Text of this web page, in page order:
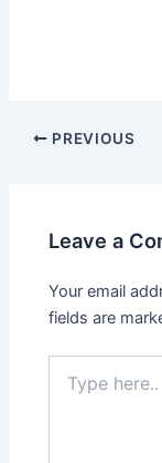
PREVIOUS
Leave a
Your email
fields are
here..